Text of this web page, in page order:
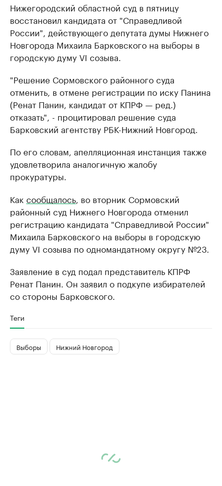
Нижегородский областной суд в пятницу
восстановил кандидата от "Справедливой
России", действующего депутата думы Нижнего
Новгорода Михаила Барковского на выборы в
городскую думу VI созыва.
"Решение Сормовского районного суда
отменить, в отмене регистрации по иску Панина
(Ренат Панин, кандидат от КПРФ — ред.)
отказать", - процитировал решение суда
Барковский агентству РБК-Нижний Новгород.
По его словам, апелляционная инстанция также
удовлетворила аналогичную жалобу
прокуратуры.
Как сообщалось, во вторник Сормовский
районный суд Нижнего Новгорода отменил
регистрацию кандидата "Справедливой России"
Михаила Барковского на выборы в городскую
думу VI созыва по одномандатному округу №23.
Заявление в суд подал представитель КПРФ
Ренат Панин. Он заявил о подкупе избирателей
со стороны Барковского.
Теги
Выборы Нижний Новгород